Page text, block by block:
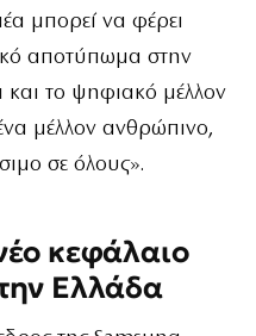
μπορεί να φέρει
αποτύπωμα στην
και το ψηφιακό μέλλον
μέλλον ανθρώπινο,
σε όλους».
κεφάλαιο
Ελλάδα